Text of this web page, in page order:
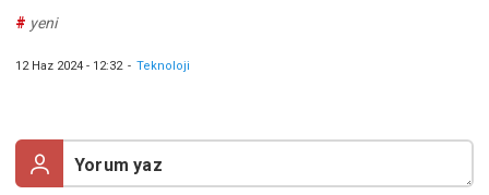
# yeni
12 Haz 2024 - 12:32 - Teknoloji